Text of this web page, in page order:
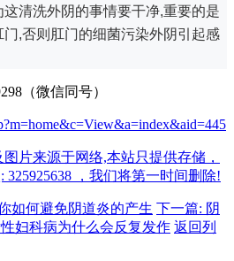
清洗外阴的事情要干净,重要的是
,否则肛门的细菌污染外阴引起感
（微信同号）
片来源于网络,本站只提供存储，
，我们将第一时间删除!
如何避免阴道炎的产生 下一篇: 阴
妇科病为什么会反复发作 返回列